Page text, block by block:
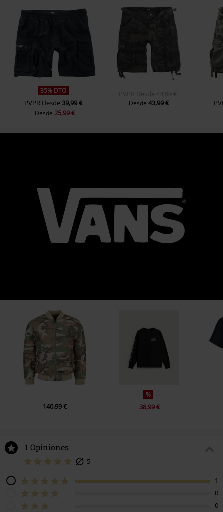
35% DTO
PVPR Desde39,99 €
Desde 25,99 €
PVPR Desde 44,99 €
Desde43,99 €
140,99 €
%
38,99 €
1 Opiniones
5
1
0
0